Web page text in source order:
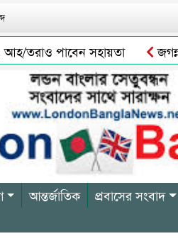
তরাও পাবেন সহায়তা
পাওয়া যায় নি
সিলেটে
আন্তর্জাতিক প্রবাসের সংবাদ